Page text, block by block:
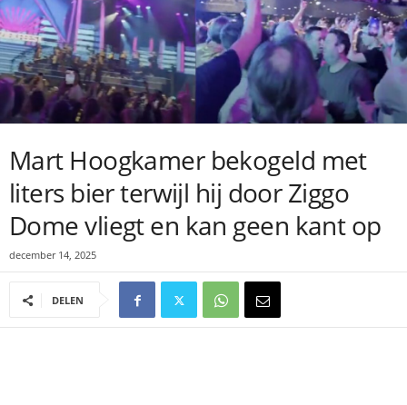
Mart Hoogkamer bekogeld met
liters bier terwijl hij door Ziggo
Dome vliegt en kan geen kant op
december 14, 2025
DELEN